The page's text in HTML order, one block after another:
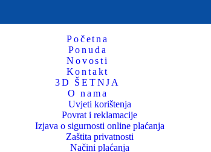
Početna
Ponuda
Novosti
Kontakt
3D ŠETNJA
O nama
Uvjeti korištenja
Povrat i reklamacije
Izjava o sigurnosti online plaćanja
Zaštita privatnosti
Načini plaćanja